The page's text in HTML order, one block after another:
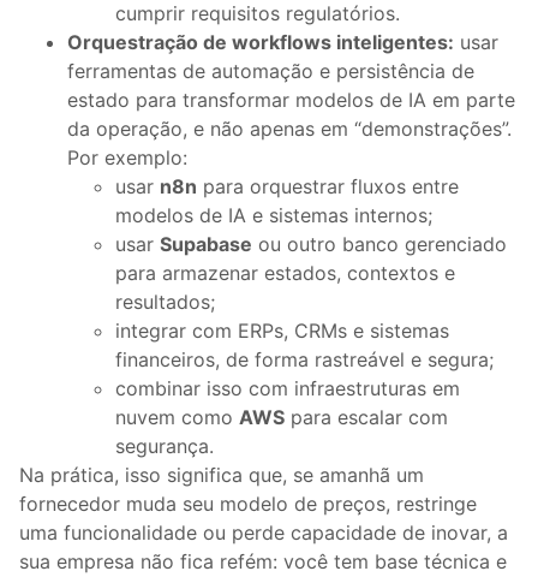
cumprir requisitos regulatórios.
Orquestração de workflows inteligentes: usar
ferramentas de automação e persistência de
estado para transformar modelos de IA em parte
da operação, e não apenas em “demonstrações”.
Por exemplo:
usar n8n para orquestrar fluxos entre
modelos de IA e sistemas internos;
usar Supabase ou outro banco gerenciado
para armazenar estados, contextos e
resultados;
integrar com ERPs, CRMs e sistemas
financeiros, de forma rastreável e segura;
combinar isso com infraestruturas em
nuvem como AWS para escalar com
segurança.
Na prática, isso significa que, se amanhã um
fornecedor muda seu modelo de preços, restringe
uma funcionalidade ou perde capacidade de inovar, a
sua empresa não fica refém: você tem base técnica e